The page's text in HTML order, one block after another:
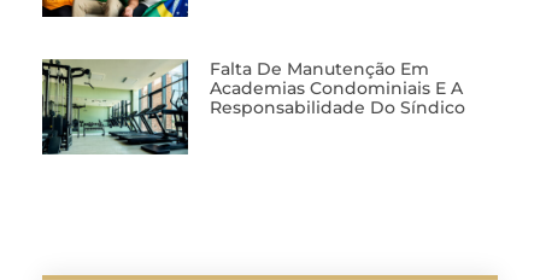
Falta De Manutenção Em
Academias Condominiais E A
Responsabilidade Do Síndico